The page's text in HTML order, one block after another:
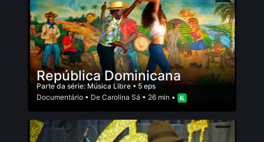
República Dominicana
Parte da série: Música Libre • 5 eps
Documentário • De Carolina Sá • 26 min •